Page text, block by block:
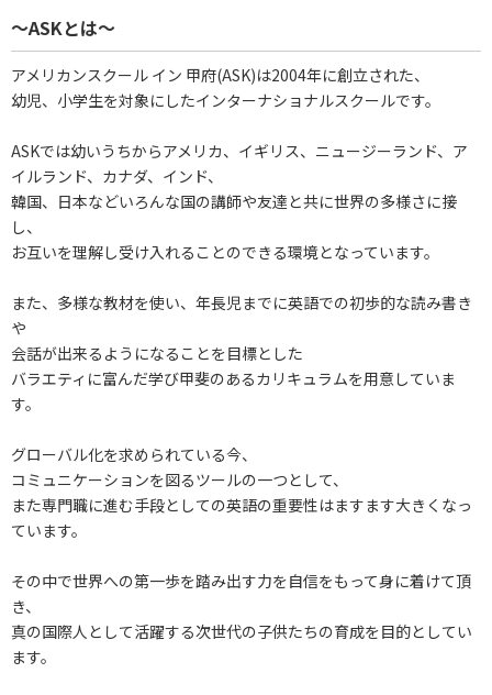
～ASKとは～
アメリカンスクール イン 甲府(ASK)は2004年に創立された、
幼児、小学生を対象にしたインターナショナルスクールです。
ASKでは幼いうちからアメリカ、イギリス、ニュージーランド、ア
イルランド、カナダ、インド、
韓国、日本などいろんな国の講師や友達と共に世界の多様さに接
し、
お互いを理解し受け入れることのできる環境となっています。
また、多様な教材を使い、年長児までに英語での初歩的な読み書き
や
会話が出来るようになることを目標とした
バラエティに富んだ学び甲斐のあるカリキュラムを用意していま
す。
グローバル化を求められている今、
コミュニケーションを図るツールの一つとして、
また専門職に進む手段としての英語の重要性はますます大きくなっ
ています。
その中で世界への第一歩を踏み出す力を自信をもって身に着けて頂
き、
真の国際人として活躍する次世代の子供たちの育成を目的としてい
ます。